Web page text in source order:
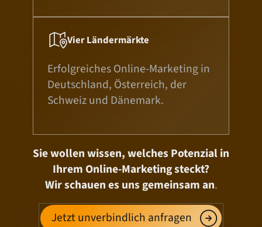
Vier Ländermärkte
Erfolgreiches Online-Marketing in
Deutschland, Österreich, der
Schweiz und Dänemark.
Sie wollen wissen, welches Potenzial in
Ihrem Online-Marketing steckt?
Wir schauen es uns gemeinsam an.
Jetzt unverbindlich anfragen